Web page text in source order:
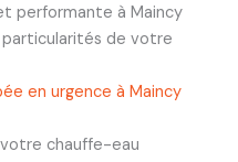
performante à Maincy
de votre
en urgence à Maincy
chauffe-eau